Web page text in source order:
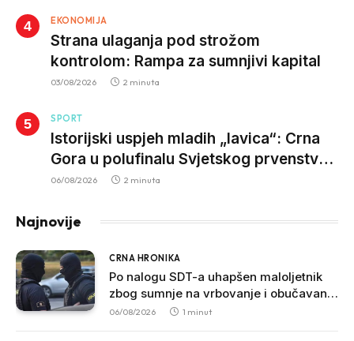
EKONOMIJA
Strana ulaganja pod strožom
kontrolom: Rampa za sumnjivi kapital
03/08/2026 2 minuta
SPORT
Istorijski uspjeh mladih „lavica“: Crna
Gora u polufinalu Svjetskog prvenstva
nakon pobjede nad Slovačkom
06/08/2026 2 minuta
Najnovije
CRNA HRONIKA
Po nalogu SDT-a uhapšen maloljetnik
zbog sumnje na vrbovanje i obučavanje
za izvršenje terorističkih djela
06/08/2026 1 minut